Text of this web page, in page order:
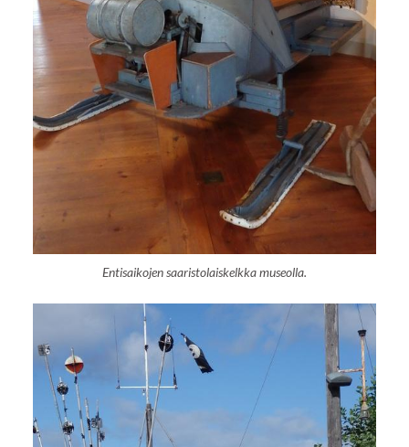
Entisaikojen saaristolaiskelkka museolla.